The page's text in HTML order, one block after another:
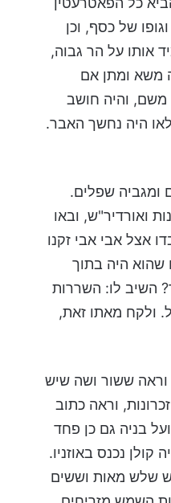
של כסף, וכן
אותו על הר גבוה,
משא ומתן אם
משם, והיה חושב
היה נחשך האבר.
ומגביה שפלים.
ואורדיר"ש, ובאו
אצל אבי אבי זקנו
שהוא היה בתוך
השיב לו: השררות
ולקח מאתו זאת,
ששור ושה שיש
וראה כתוב
בניה גם כן פחד
נכנס באוזניו.
שלש מאות וששים